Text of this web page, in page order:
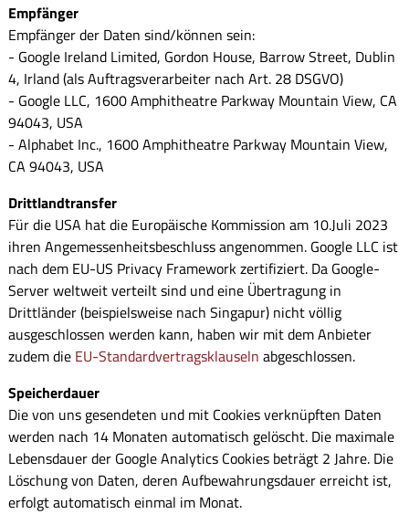
Empfänger
Empfänger der Daten sind/können sein:
- Google Ireland Limited, Gordon House, Barrow Street, Dublin
4, Irland (als Auftragsverarbeiter nach Art. 28 DSGVO)
- Google LLC, 1600 Amphitheatre Parkway Mountain View, CA
94043, USA
- Alphabet Inc., 1600 Amphitheatre Parkway Mountain View,
CA 94043, USA
Drittlandtransfer
Für die USA hat die Europäische Kommission am 10.Juli 2023
ihren Angemessenheitsbeschluss angenommen. Google LLC ist
nach dem EU-US Privacy Framework zertifiziert. Da Google-
Server weltweit verteilt sind und eine Übertragung in
Drittländer (beispielsweise nach Singapur) nicht völlig
ausgeschlossen werden kann, haben wir mit dem Anbieter
zudem die EU-Standardvertragsklauseln abgeschlossen.
Speicherdauer
Die von uns gesendeten und mit Cookies verknüpften Daten
werden nach 14 Monaten automatisch gelöscht. Die maximale
Lebensdauer der Google Analytics Cookies beträgt 2 Jahre. Die
Löschung von Daten, deren Aufbewahrungsdauer erreicht ist,
erfolgt automatisch einmal im Monat.